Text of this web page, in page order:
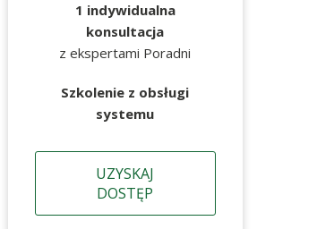
1 indywidualna
konsultacja
z ekspertami Poradni
Szkolenie z obsługi
systemu
UZYSKAJ
DOSTĘP